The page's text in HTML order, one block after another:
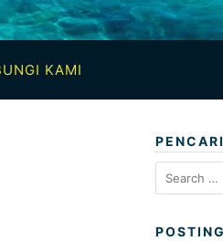
KAMI
Search
for: